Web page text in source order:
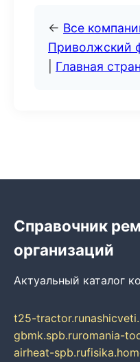
← Все
Приволжский
Главная
Справочник
организаций
Актуальный каталог
t25-tractor.ru
gbmk.spb.ruromania-
airheat-spb.ru